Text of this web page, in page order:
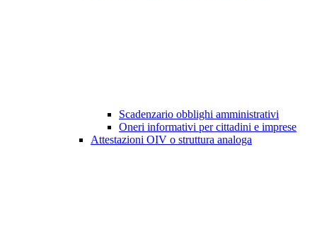
Scadenzario obblighi amministrativi
Oneri informativi per cittadini e imprese
Attestazioni OIV o struttura analoga